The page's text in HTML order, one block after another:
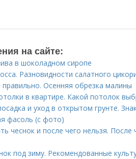
на сайте:
в шоколадном сиропе
Разновидности салатного
Осенняя обрезка малины
в квартире. Какой потолок
и уход в открытом грунте.
фасоль (с фото)
чеснок и после чего нельзя.
под зиму. Рекомендованные